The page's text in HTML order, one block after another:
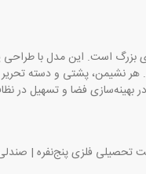
بزرگ است. این مدل با طراحی
هر نشیمن، پشتی و دسته
فضا و تسهیل در
| صندلی دسته‌دار گروهی | نیمکت تحصیلی